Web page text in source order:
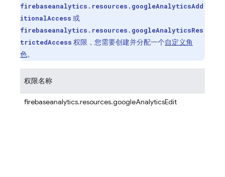
firebaseanalytics.resources.googleAnalyticsAdd
itionalAccess 或
firebaseanalytics.resources.googleAnalyticsRes
trictedAccess 权限，您需要创建并分配一个自定义角
色。
权限名称
firebaseanalytics.resources.googleAnalyticsEdit